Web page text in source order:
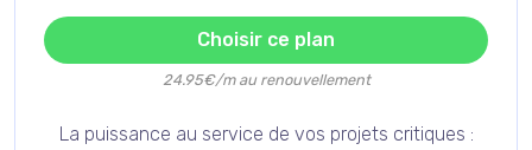
Choisir ce plan
24.95€/m au renouvellement
La puissance au service de vos projets critiques :